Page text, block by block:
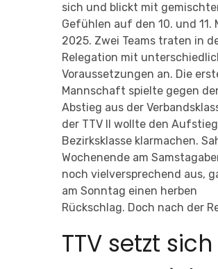
sich und blickt mit
Gefühlen auf den 10. und 11.
2025. Zwei Teams traten in
Relegation mit
Voraussetzungen an. Die
Mannschaft spielte gegen
Abstieg aus der
der TTV II wollte den
Bezirksklasse klarmachen.
Wochenende am
noch vielversprechend aus,
am Sonntag einen herben
Rückschlag. Doch nach der
TTV setzt